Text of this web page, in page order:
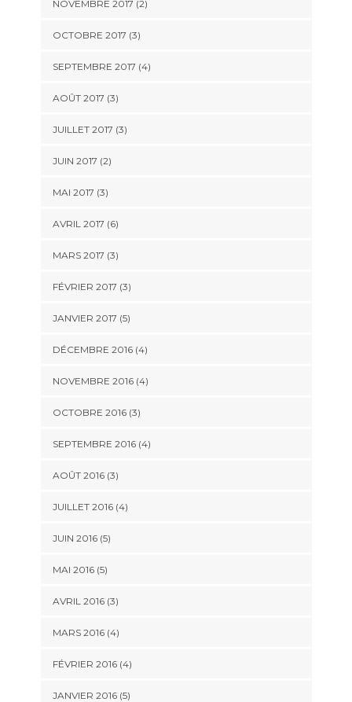
NOVEMBRE 2017 (2)
OCTOBRE 2017 (3)
SEPTEMBRE 2017 (4)
AOÛT 2017 (3)
JUILLET 2017 (3)
JUIN 2017 (2)
MAI 2017 (3)
AVRIL 2017 (6)
MARS 2017 (3)
FÉVRIER 2017 (3)
JANVIER 2017 (5)
DÉCEMBRE 2016(4)
NOVEMBRE 2016(4)
OCTOBRE 2016(3)
SEPTEMBRE 2016(4)
AOÛT 2016(3)
JUILLET 2016(4)
JUIN 2016(5)
MAI 2016(5)
AVRIL 2016(3)
MARS 2016(4)
FÉVRIER 2016(4)
JANVIER 2016(5)